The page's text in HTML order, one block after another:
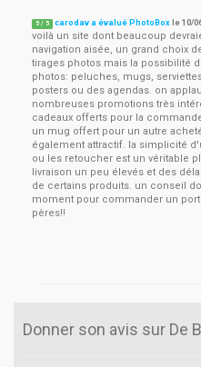
5 / 5 carodav a évalué PhotoBox le10/
voilà un site dont beaucoup
navigation aisée, un grand choix
tirages photos mais la possibilité
photos: peluches, mugs,
posters ou des agendas. on
nombreuses promotions très
cadeaux offerts pour la
un mug offert pour un autre
également attractif. la simplicité
ou les retoucher est un véritable
livraison un peu élevés et des
de certains produits. un conseil
moment pour commander un
pères!!
Donner son avis sur De